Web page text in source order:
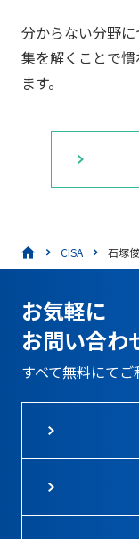
分からない分野
集を解くことで
ます。
CISA 石塚
お気軽に
お問い合わ
すべて無料にてご